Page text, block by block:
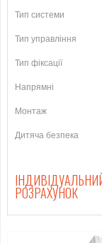
Тип системи
Тип управління
Тип фіксації
Напрямні
Монтаж
Дитяча безпека
РОЗРАХУНОК